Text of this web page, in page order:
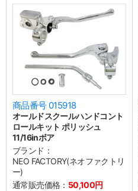
商品番号 015918
オールドスクールハンドコント
ロールキット ポリッシュ
11/16inボア
ブランド：
NEO FACTORY(ネオファクトリ
ー)
通常販売価格： 50,100円